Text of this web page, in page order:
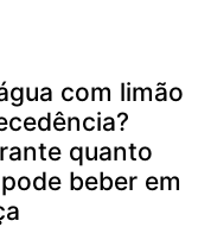
com limão
quanto
beber em